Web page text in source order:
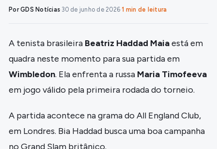
Por GDS Notícias·30 de junho de 2026·1 min de leitura
A tenista brasileira Beatriz Haddad Maiaestá em
quadra neste momento para sua partida em
Wimbledon. Ela enfrenta a russa Maria Timofeeva
em jogo válido pela primeira rodada do torneio.
A partida acontece na grama do All England Club,
em Londres. Bia Haddad busca uma boa campanha
no Grand Slam britânico.